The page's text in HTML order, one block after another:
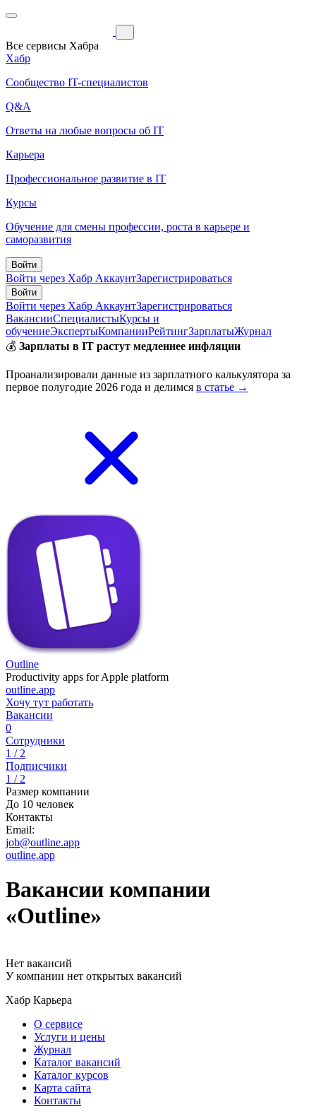
Все сервисы Хабра
Хабр
Сообщество IT-специалистов
Q&A
Ответы на любые вопросы об IT
Карьера
Профессиональное развитие в IT
Курсы
Обучение для смены профессии, роста в карьере и
саморазвития
Войти
Войти через Хабр АккаунтЗарегистрироваться
Войти
Войти через Хабр АккаунтЗарегистрироваться
ВакансииСпециалистыКурсы и
обучениеЭкспертыКомпанииРейтингЗарплатыЖурнал
💰 Зарплаты в IT растут медленнее инфляции
Проанализировали данные из зарплатного калькулятора за
первое полугодие 2026 года и делимся в статье →
Outline
Productivity apps for Apple platform
outline.app
Хочу тут работать
Вакансии
0
Сотрудники
1 / 2
Подписчики
1 / 2
Размер компании
До 10 человек
Контакты
Email:
job@outline.app
outline.app
Вакансии компании
«Outline»
Нет вакансий
У компании нет открытых вакансий
Хабр Карьера
О сервисе
Услуги и цены
Журнал
Каталог вакансий
Каталог курсов
Карта сайта
Контакты